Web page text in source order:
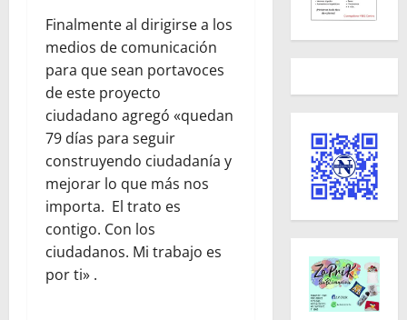
Finalmente al dirigirse a los
medios de comunicación
para que sean portavoces
de este proyecto
ciudadano agregó «quedan
79 días para seguir
construyendo ciudadanía y
mejorar lo que más nos
importa. El trato es
contigo. Con los
ciudadanos. Mi trabajo es
por ti» .